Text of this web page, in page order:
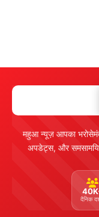
महुआ न्यूज़ आपका
अपडेट्स, और
दैनिक